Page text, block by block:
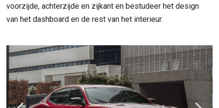
voorzijde, achterzijde en zijkant en bestudeer het design
van het dashboard en de rest van het interieur.